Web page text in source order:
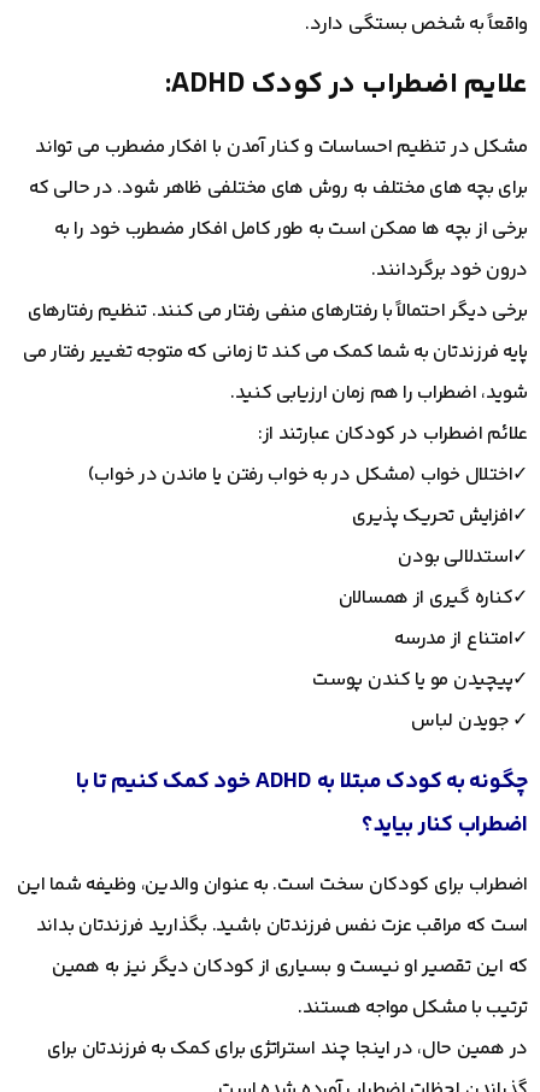
واقعاً به شخص بستگی دارد.
علایم اضطراب در کودک ADHD:
مشکل در تنظیم احساسات و کنار آمدن با افکار مضطرب می تواند
برای بچه های مختلف به روش های مختلفی ظاهر شود. در حالی که
برخی از بچه ها ممکن است به طور کامل افکار مضطرب خود را به
درون خود برگردانند.
برخی دیگر احتمالاً با رفتارهای منفی رفتار می کنند. تنظیم رفتارهای
پایه فرزندتان به شما کمک می کند تا زمانی که متوجه تغییر رفتار می
شوید، اضطراب را هم زمان ارزیابی کنید.
علائم اضطراب در کودکان عبارتند از:
✓اختلال خواب (مشکل در به خواب رفتن یا ماندن در خواب)
✓افزایش تحریک پذیری
✓استدلالی بودن
✓کناره گیری از همسالان
✓امتناع از مدرسه
✓پیچیدن مو یا کندن پوست
✓ جویدن لباس
چگونه به کودک مبتلا به ADHD خود کمک کنیم تا با
اضطراب کنار بیاید؟
اضطراب برای کودکان سخت است. به عنوان والدین، وظیفه شما این
است که مراقب عزت نفس فرزندتان باشید. بگذارید فرزندتان بداند
که این تقصیر او نیست و بسیاری از کودکان دیگر نیز به همین
ترتیب با مشکل مواجه هستند.
در همین حال، در اینجا چند استراتژی برای کمک به فرزندتان برای